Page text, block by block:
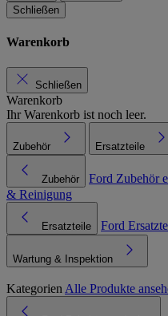
Schließen
Warenkorb
Schließen
Warenkorb
Ihr Warenkorb ist noch leer.
Zubehör Ersatzteile
Zubehör Ford Zubehör
& Reinigung
Ersatzteile Ford
Wartung & Inspektion
Kategorien Alle Produkte